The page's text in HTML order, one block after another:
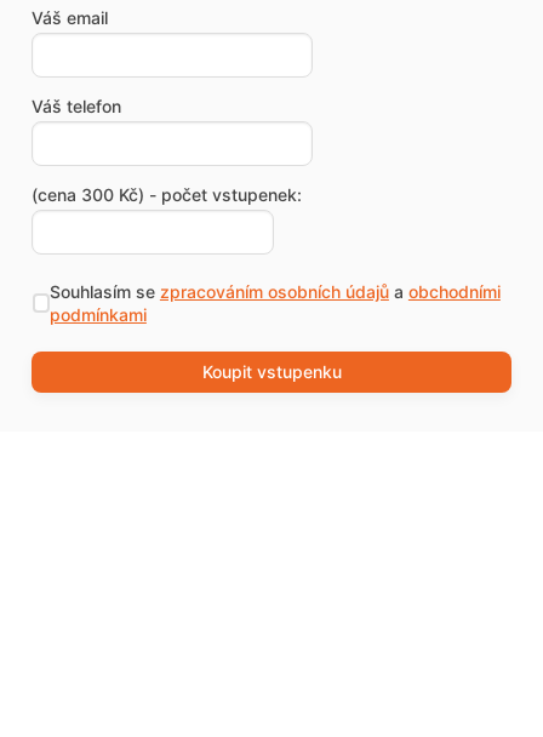
Váš email
Váš telefon
(cena 300 Kč) - počet vstupenek:
Souhlasím se zpracováním osobních údajůa obchodními
podmínkami
Koupit vstupenku